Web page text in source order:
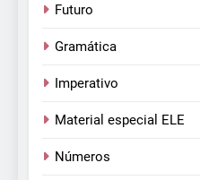
Futuro
Gramática
Imperativo
Material especial ELE
Números